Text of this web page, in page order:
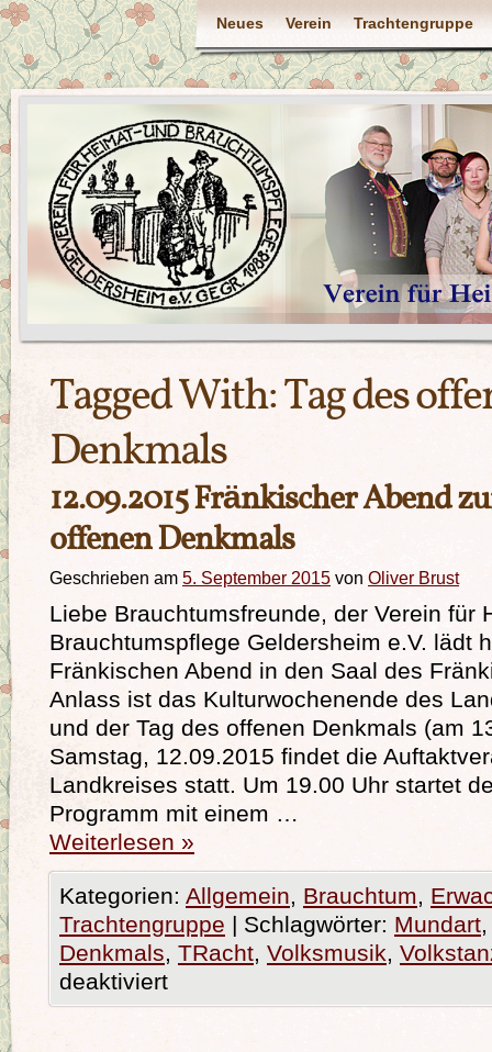
Neues Verein Trachtengruppe
Tagged With:Tag des
Denkmals
12.09.2015 Fränkischer Abend
offenen Denkmals
Geschrieben am 5. September 2015 von Oliver Brust
Liebe Brauchtumsfreunde, der Verein für
Brauchtumspflege Geldersheim e.V. lädt
Fränkischen Abend in den Saal des
Anlass ist das Kulturwochenende des
und der Tag des offenen Denkmals (am
Samstag, 12.09.2015 findet die
Landkreises statt. Um 19.00 Uhr startet
Programm mit einem …
Weiterlesen »
Kategorien: Allgemein, Brauchtum,
Trachtengruppe | Schlagwörter: Mundart
Denkmals, TRacht, Volksmusik,
deaktiviert